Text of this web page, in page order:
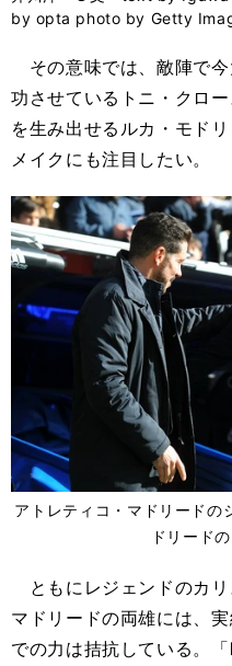
バ
by opta photo by Getty
その意味では、敵陣で
功させているトニ・クロ
を生み出せるルカ・モド
メイクにも注目したい。
アトレティコ・マドリードの
ドリード
ともにレジェンドのカ
マドリードの両雄には、
での力は拮抗している。